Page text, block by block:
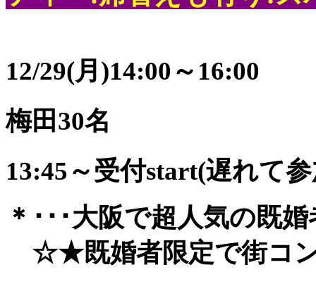
12/29(月)​14:00～16:00
梅田30名
13:45～受付start(遅れて
＊･･･大阪で超人気の既
☆★既婚者限定で街コ